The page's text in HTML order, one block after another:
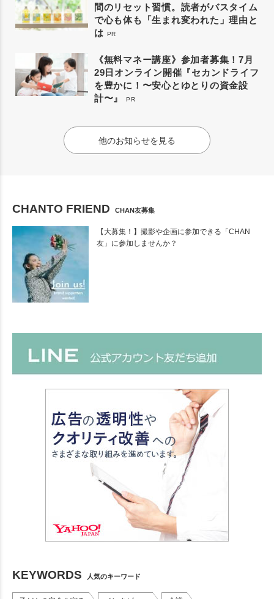
間のリセット習慣。読者がバスタイム
で心も体も「生まれ変われた」理由と
は PR
《無料マネー講座》参加者募集！7月
29日オンライン開催『セカンドライフ
を豊かに！〜安心とゆとりの資金設
計〜』
PR
他のお知らせを見る
CHANTO FRIEND CHAN友募集
【大募集！】撮影や企画に参加できる「CHAN
友」に参加しませんか？
KEYWORDS 人気のキーワード